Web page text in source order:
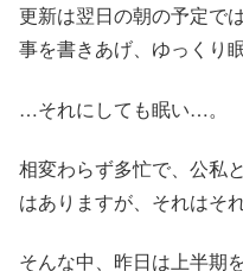
更新は翌日の朝の予定で
事を書きあげ、ゆっくり
…それにしても眠い…。
相変わらず多忙で、公私
はありますが、それはそ
そんな中、昨日は上半期